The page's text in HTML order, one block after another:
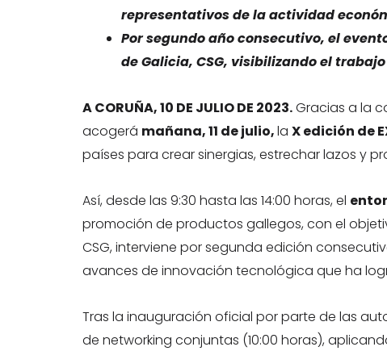
representativos de la actividad
Por segundo año consecutivo, el
de Galicia, CSG, visibilizando el
A CORUÑA, 10 DE JULIO DE 2023.Gracias a la
acogerá mañana, 11 de julio,la X edición de
países para crear sinergias, estrechar lazos y
Así, desde las 9:30 hasta las 14:00 horas, el
promoción de productos gallegos, con el
CSG, interviene por segunda edición
avances de innovación tecnológica que ha
Tras la inauguración oficial por parte de las
de networking conjuntas (10:00 horas),